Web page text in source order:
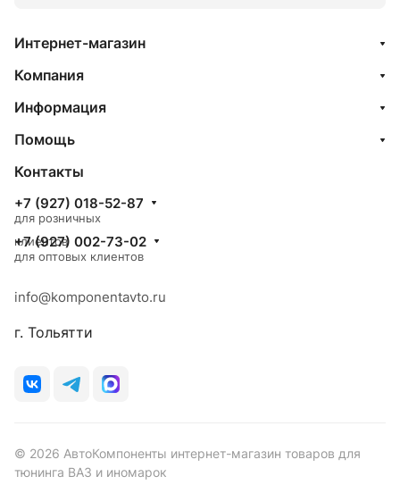
Интернет-магазин
Компания
Информация
Помощь
Контакты
+7 (927) 018-52-87
для розничных
клиентов
+7 (927) 002-73-02
для оптовых клиентов
info@komponentavto.ru
г. Тольятти
© 2026 АвтоКомпоненты интернет-магазин товаров для
тюнинга ВАЗ и иномарок